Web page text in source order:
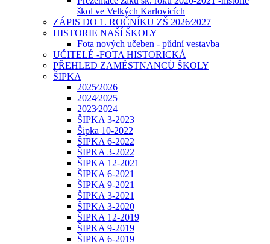
škol ve Velkých Karlovicích
ZÁPIS DO 1. ROČNÍKU ZŠ 2026⁄2027
HISTORIE NAŠÍ ŠKOLY
Fota nových učeben - půdní vestavba
UČITELÉ -FOTA HISTORICKÁ
PŘEHLED ZAMĚSTNANCŮ ŠKOLY
ŠIPKA
2025⁄2026
2024⁄2025
2023⁄2024
ŠIPKA 3-2023
Šipka 10-2022
ŠIPKA 6-2022
ŠIPKA 3-2022
ŠIPKA 12-2021
ŠIPKA 6-2021
ŠIPKA 9-2021
ŠIPKA 3-2021
ŠIPKA 3-2020
ŠIPKA 12-2019
ŠIPKA 9-2019
ŠIPKA 6-2019